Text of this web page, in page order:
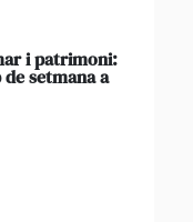
i patrimoni:
de setmana a